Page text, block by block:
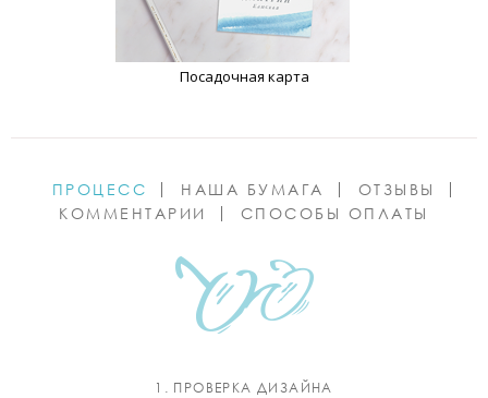
Посадочная карта
ПРОЦЕСС НАША БУМАГА
ОТЗЫВЫ
КОММЕНТАРИИ
СПОСОБЫ ОПЛАТЫ
1. ПРОВЕРКА ДИЗАЙНА